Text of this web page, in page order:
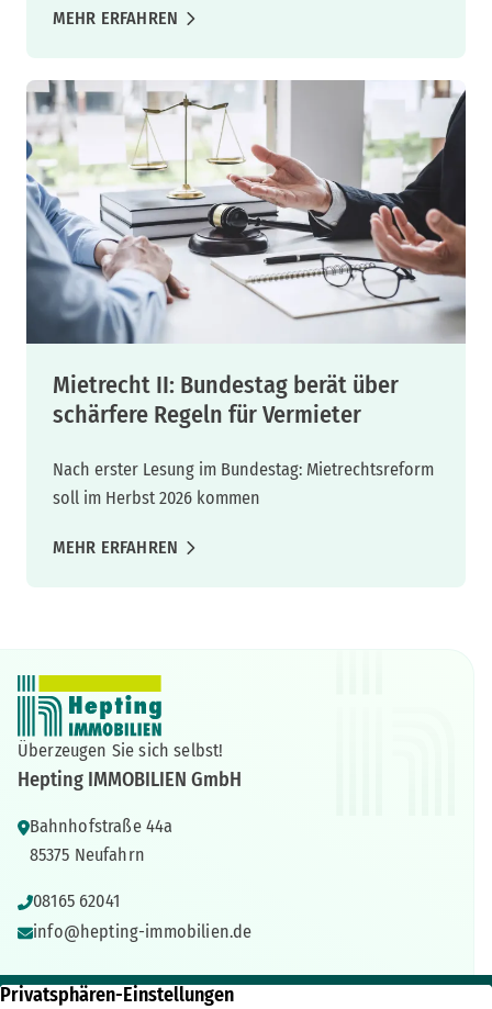
MEHR ERFAHREN
Mietrecht II: Bundestag berät über
schärfere Regeln für Vermieter
Nach erster Lesung im Bundestag: Mietrechtsreform
soll im Herbst 2026 kommen
MEHR ERFAHREN
Überzeugen Sie sich selbst!
Hepting IMMOBILIEN GmbH
Bahnhofstraße 44a
85375 Neufahrn
08165 62041
info@hepting-immobilien.de